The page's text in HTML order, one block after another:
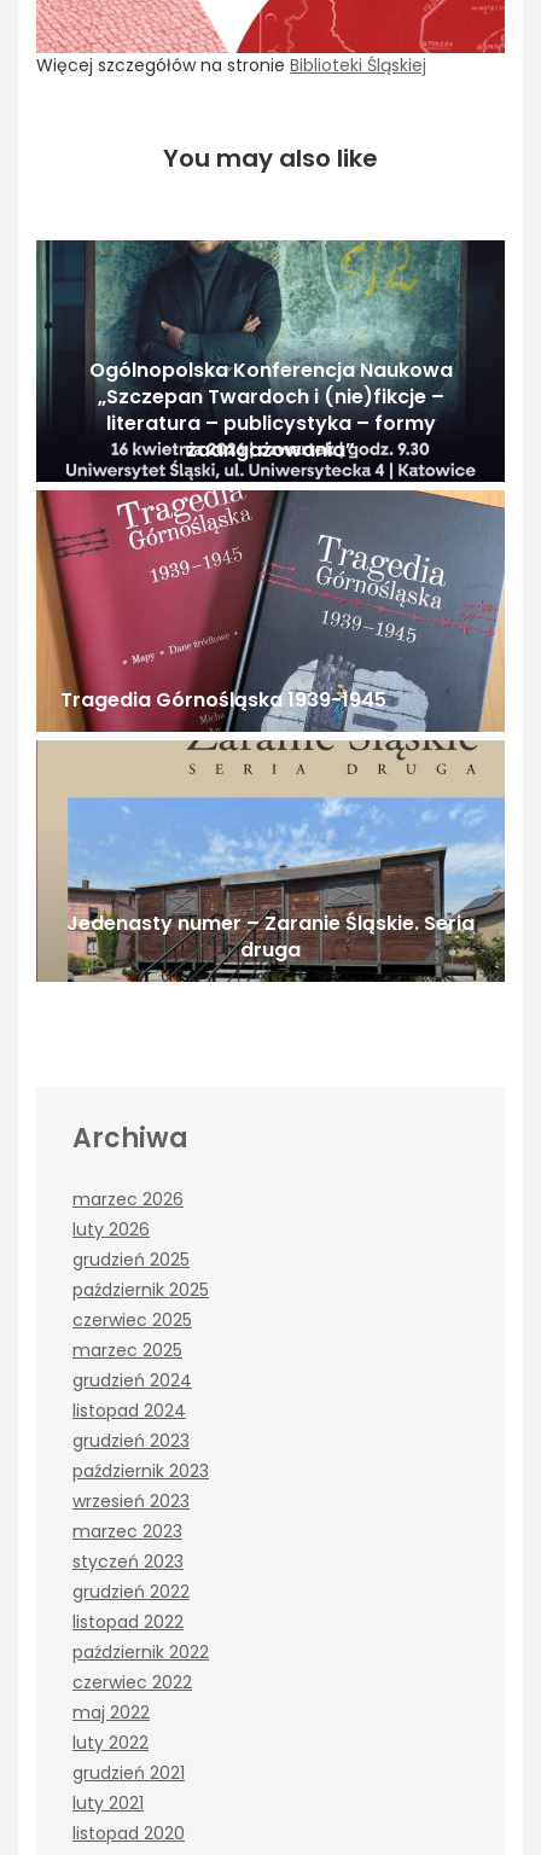
Więcej szczegółów na stronie Biblioteki Śląskiej
You may also like
Ogólnopolska Konferencja Naukowa
„Szczepan Twardoch i (nie)fikcje –
literatura – publicystyka – formy
zaangażowania”
Tragedia Górnośląska 1939-1945
Jedenasty numer – Zaranie Śląskie. Seria
druga
Archiwa
marzec 2026
luty 2026
grudzień 2025
październik 2025
czerwiec 2025
marzec 2025
grudzień 2024
listopad 2024
grudzień 2023
październik 2023
wrzesień 2023
marzec 2023
styczeń 2023
grudzień 2022
listopad 2022
październik 2022
czerwiec 2022
maj 2022
luty 2022
grudzień 2021
luty 2021
listopad 2020